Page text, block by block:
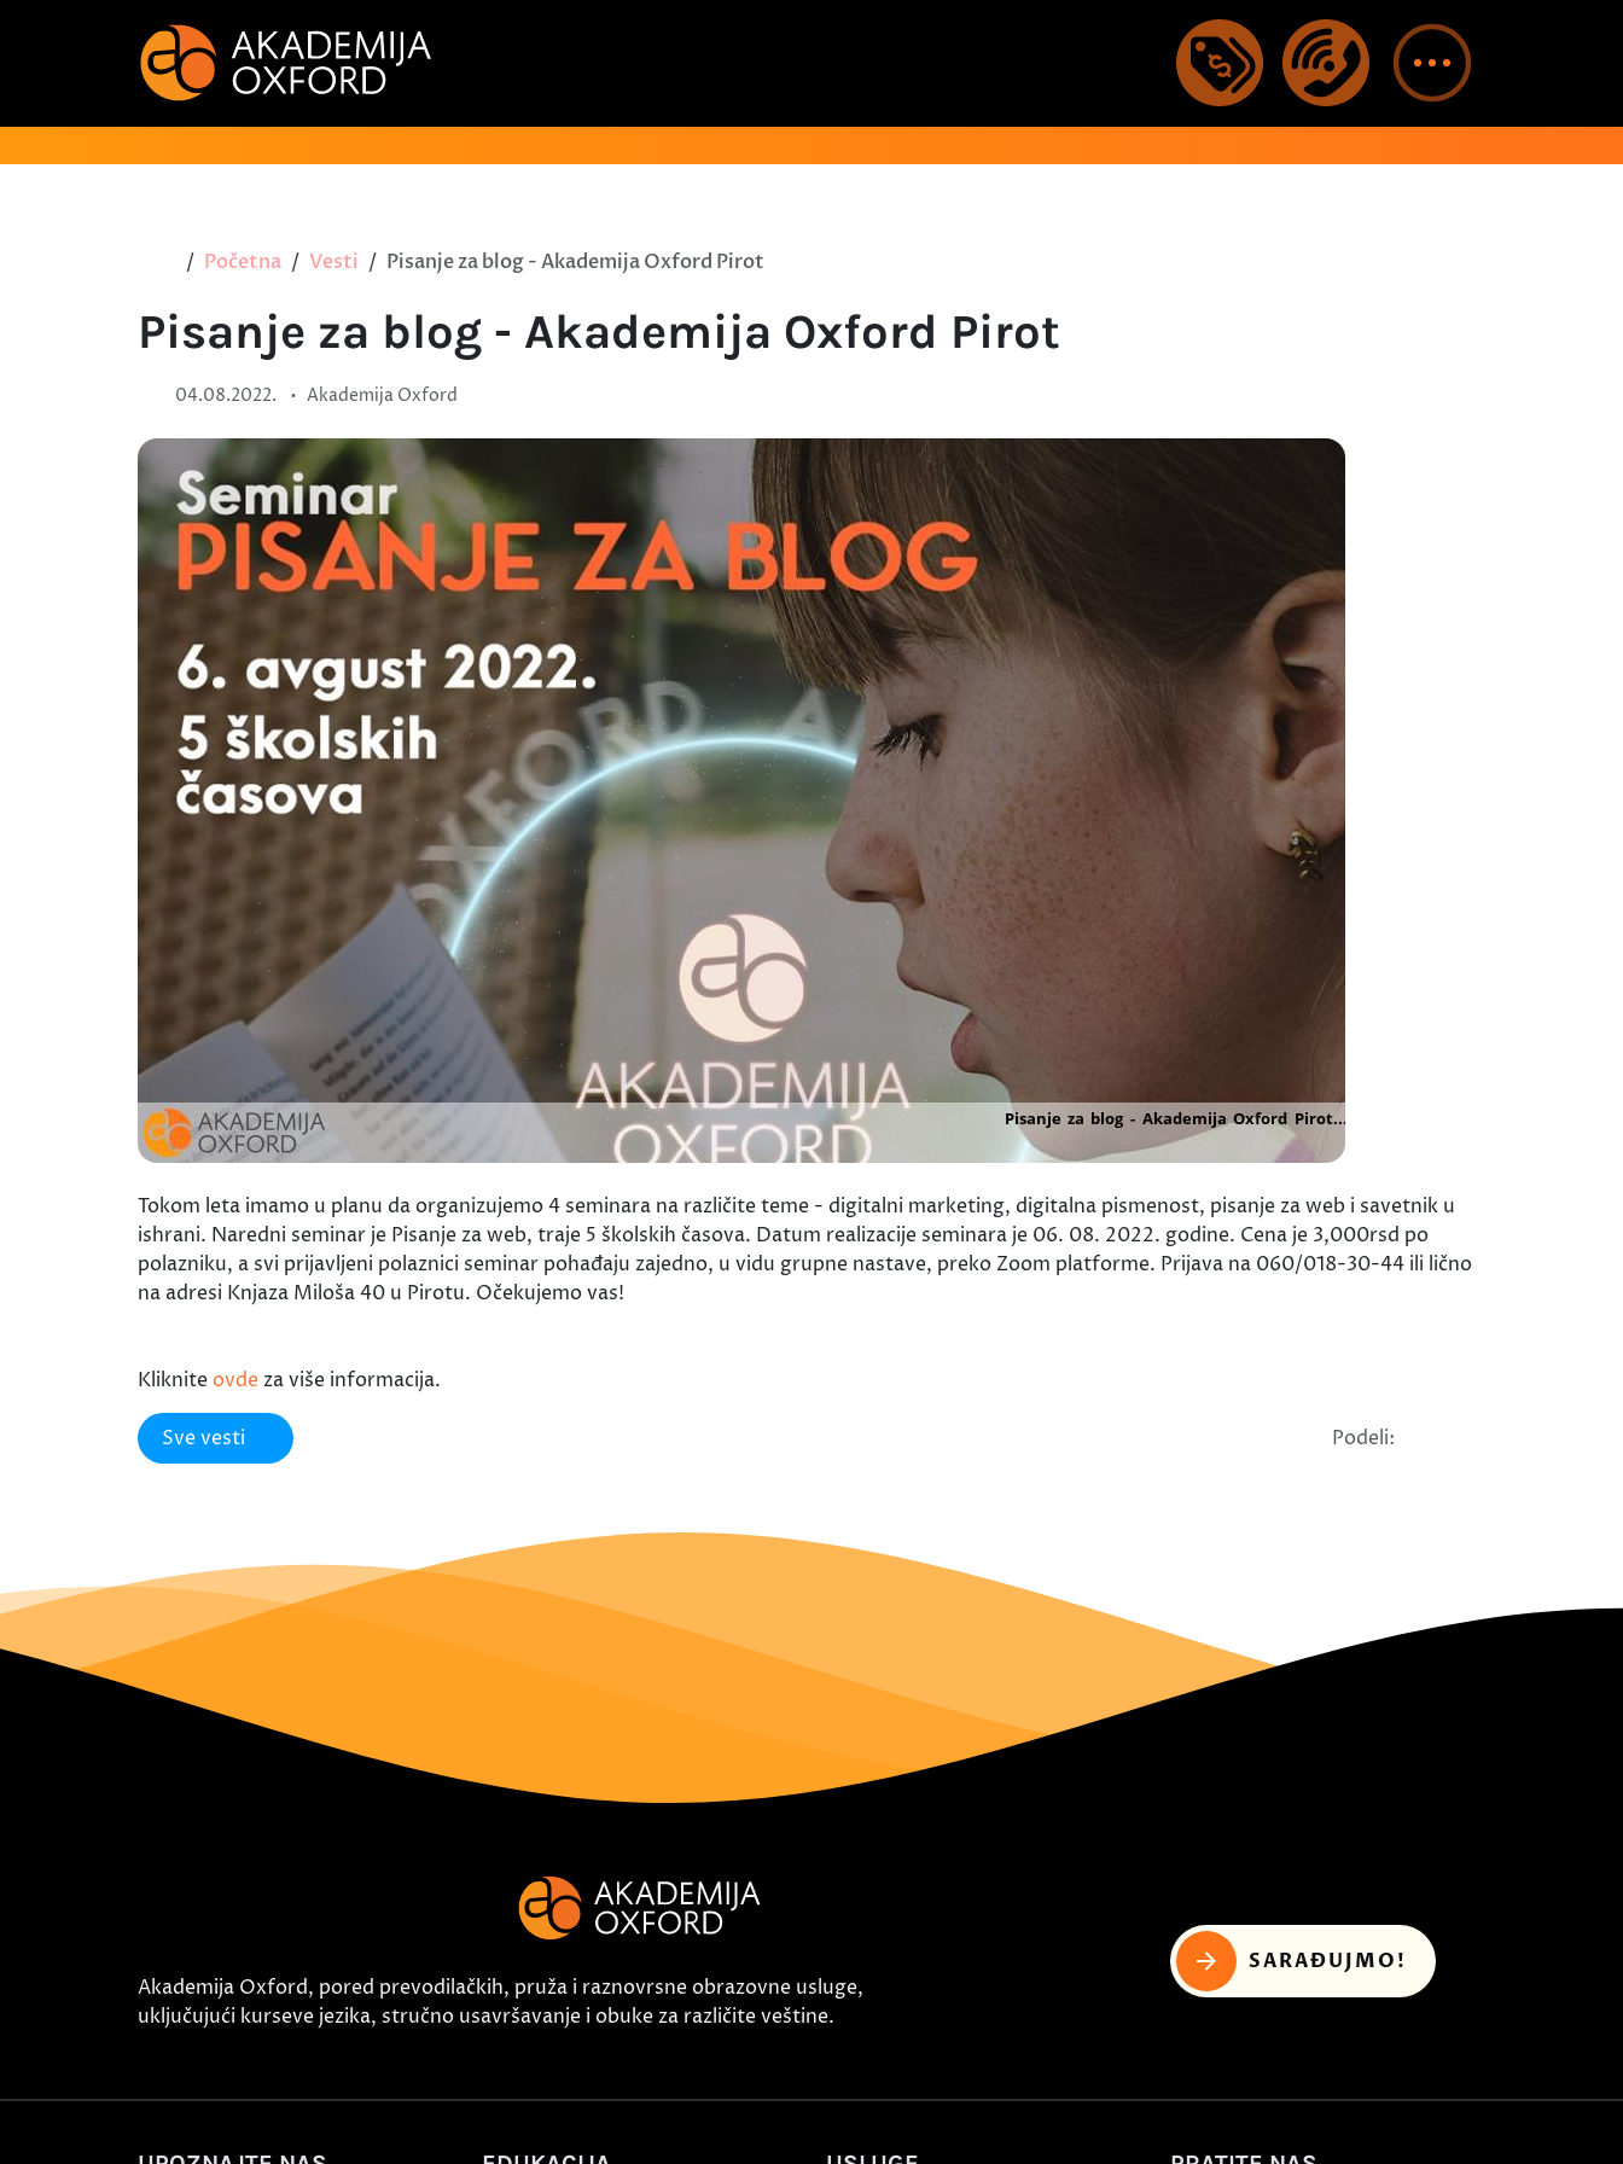
Početna Vesti Pisanje za blog - Akademija Oxford Pirot
Pisanje za blog - Akademija Oxford Pirot
04.08.2022. • Akademija Oxford
Tokom leta imamo u planu da organizujemo 4 seminara na različite teme - digitalni marketing, digitalna pismenost, pisanje za web i savetnik u
ishrani. Naredni seminar je Pisanje za web, traje 5 školskih časova. Datum realizacije seminara je 06. 08. 2022. godine. Cena je 3,000rsd po
polazniku, a svi prijavljeni polaznici seminar pohađaju zajedno, u vidu grupne nastave, preko Zoom platforme. Prijava na 060/018-30-44 ili lično
na adresi Knjaza Miloša 40 u Pirotu. Očekujemo vas!
Kliknite ovde za više informacija.
Sve vesti Podeli:
Akademija Oxford, pored prevodilačkih, pruža i raznovrsne obrazovne usluge,
uključujući kurseve jezika, stručno usavršavanje i obuke za različite veštine.
SARAĐUJMO!